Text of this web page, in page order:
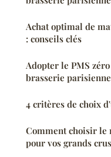
Achat optimal de
: conseils clés
Adopter le PMS
brasserie parisienne
4 critères de choix
Comment choisir
pour vos grands